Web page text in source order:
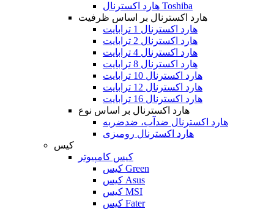
هارد اکسترنال Toshiba
هارد اکسترنال بر اساس ظرفیت
هارد اکسترنال 1 ترابایت
هارد اکسترنال 2 ترابایت
هارد اکسترنال 4 ترابایت
هارد اکسترنال 8 ترابایت
هارد اکسترنال 10 ترابایت
هارد اکسترنال 12 ترابایت
هارد اکسترنال 16 ترابایت
هارد اکسترنال بر اساس نوع
هارد اکسترنال ضدآب، ضدضربه
هارد اکسترنال رومیزی
کیس
کیس کامپیوتر
کیس Green
کیس Asus
کیس MSI
کیس Fater